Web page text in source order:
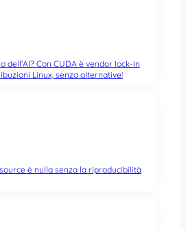
dell’AI? Con CUDA è vendor lock-in
Linux, senza alternative!
source è nulla senza la riproducibilità